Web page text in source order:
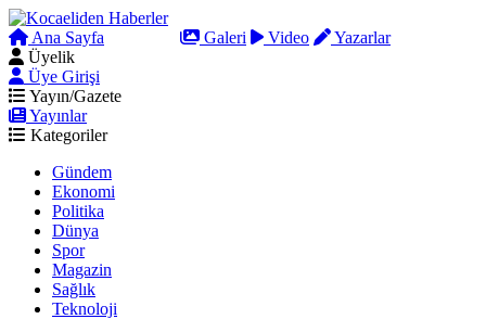
Ana Sayfa Galeri Video
Yazarlar
Üyelik
Üye Girişi
Yayın/Gazete
Yayınlar
Kategoriler
Gündem
Ekonomi
Politika
Dünya
Spor
Magazin
Sağlık
Teknoloji